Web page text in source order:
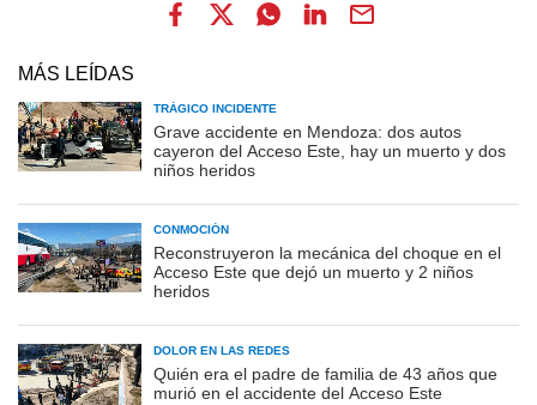
MÁS LEÍDAS
TRÁGICO INCIDENTE
Grave accidente en Mendoza: dos autos
cayeron del Acceso Este, hay un muerto y dos
niños heridos
CONMOCIÓN
Reconstruyeron la mecánica del choque en el
Acceso Este que dejó un muerto y 2 niños
heridos
DOLOR EN LAS REDES
Quién era el padre de familia de 43 años que
murió en el accidente del Acceso Este